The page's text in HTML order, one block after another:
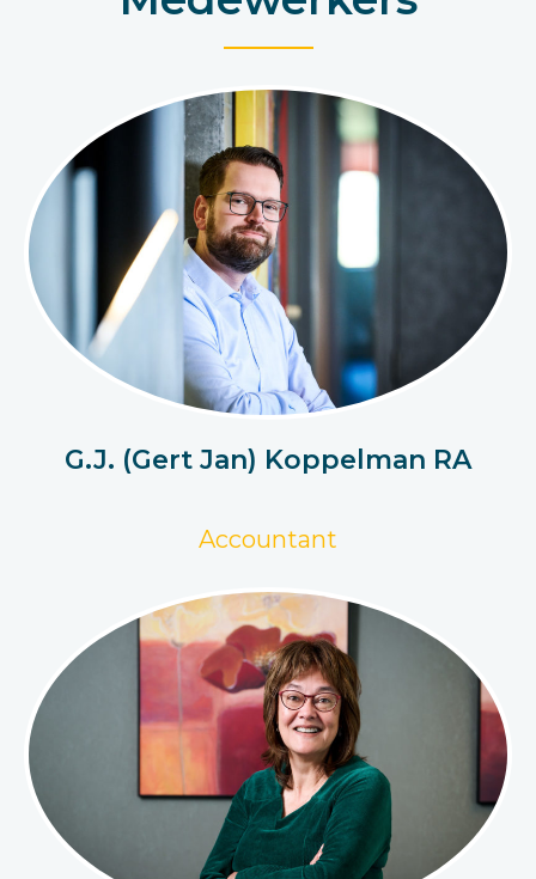
G.J. (Gert Jan) Koppelman RA
Accountant